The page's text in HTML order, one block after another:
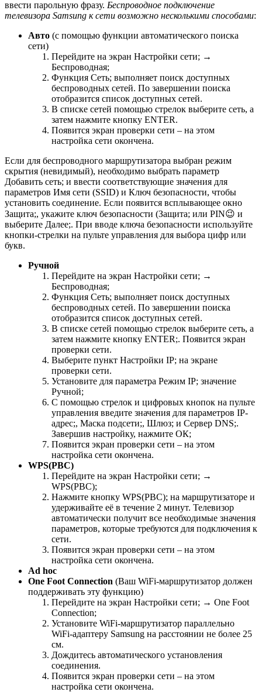
ввести парольную фразу. Беспроводное подключение
телевизора Samsung к сети возможно несколькими способами:
Авто (с помощью функции автоматического поиска
сети)
Перейдите на экран Настройки сети; →
Беспроводная;
Функция Сеть; выполняет поиск доступных
беспроводных сетей. По завершении поиска
отобразится список доступных сетей.
В списке сетей помощью стрелок выберите сеть, а
затем нажмите кнопку ENTER.
Появится экран проверки сети – на этом
настройка сети окончена.
Если для беспроводного маршрутизатора выбран режим
скрытия (невидимый), необходимо выбрать параметр
Добавить сеть; и ввести соответствующие значения для
параметров Имя сети (SSID) и Ключ безопасности, чтобы
установить соединение. Если появится всплывающее окно
Защита;, укажите ключ безопасности (Защита; или PIN😉 и
выберите Далее;. При вводе ключа безопасности используйте
кнопки-стрелки на пульте управления для выбора цифр или
букв.
Ручной
Перейдите на экран Настройки сети; →
Беспроводная;
Функция Сеть; выполняет поиск доступных
беспроводных сетей. По завершении поиска
отобразится список доступных сетей.
В списке сетей помощью стрелок выберите сеть, а
затем нажмите кнопку ENTER;. Появится экран
проверки сети.
Выберите пункт Настройки IP; на экране
проверки сети.
Установите для параметра Режим IP; значение
Ручной;
С помощью стрелок и цифровых кнопок на пульте
управления введите значения для параметров IP-
адрес;, Маска подсети;, Шлюз; и Сервер DNS;.
Завершив настройку, нажмите ОК;
Появится экран проверки сети – на этом
настройка сети окончена.
WPS(PBC)
Перейдите на экран Настройки сети; →
WPS(PBC);
Нажмите кнопку WPS(PBC); на маршрутизаторе и
удерживайте её в течение 2 минут. Телевизор
автоматически получит все необходимые значения
параметров, которые требуются для подключения к
сети.
Появится экран проверки сети – на этом
настройка сети окончена.
Ad hoc
One Foot Connection (Ваш WiFi-маршрутизатор должен
поддерживать эту функцию)
Перейдите на экран Настройки сети; → One Foot
Connection;
Установите WiFi-маршрутизатор параллельно
WiFi-адаптеру Samsung на расстоянии не более 25
см.
Дождитесь автоматического установления
соединения.
Появится экран проверки сети – на этом
настройка сети окончена.